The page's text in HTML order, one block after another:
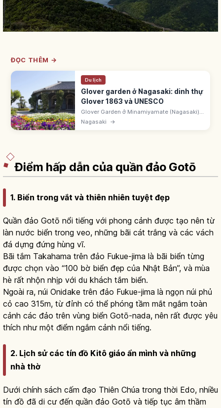
ĐỌC THÊM →
Du lịch
Glover garden ở Nagasaki: dinh thự
Glover 1863 và UNESCO
Glover Garden ở Minamiyamate (Nagasaki)
rộng 30.000m² với biệt thự kiểu Tây thời Mạc
phủ-Minh Trị. Dinh thự Glover xây 1863,
Nagasaki →
Điểm hấp dẫn của quần đảo Gotō
1. Biển trong vắt và thiên nhiên tuyệt đẹp
Quần đảo Gotō nổi tiếng với phong cảnh được tạo nên từ
làn nước biển trong veo, những bãi cát trắng và các vách
đá dựng đứng hùng vĩ.
Bãi tắm Takahama trên đảo Fukue-jima là bãi biển từng
được chọn vào “100 bờ biển đẹp của Nhật Bản”, và mùa
hè rất nhộn nhịp với du khách tắm biển.
Ngoài ra, núi Onidake trên đảo Fukue-jima là ngọn núi phủ
cỏ cao 315m, từ đỉnh có thể phóng tầm mắt ngắm toàn
cảnh các đảo trên vùng biển Gotō-nada, nên rất được yêu
thích như một điểm ngắm cảnh nổi tiếng.
2. Lịch sử các tín đồ Kitô giáo ẩn mình và những
nhà thờ
Dưới chính sách cấm đạo Thiên Chúa trong thời Edo, nhiều
tín đồ đã di cư đến quần đảo Gotō và tiếp tục âm thầm